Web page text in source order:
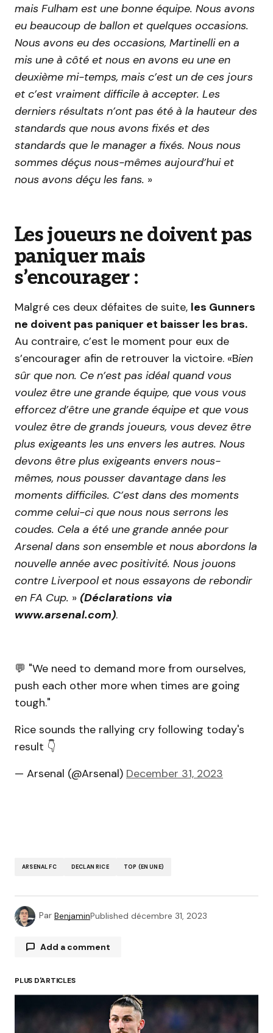
mais Fulham est une bonne équipe. Nous avons
eu beaucoup de ballon et quelques occasions.
Nous avons eu des occasions, Martinelli en a
mis une à côté et nous en avons eu une en
deuxième mi-temps, mais c’est un de ces jours
et c’est vraiment difficile à accepter. Les
derniers résultats n’ont pas été à la hauteur des
standards que nous avons fixés et des
standards que le manager a fixés. Nous nous
sommes déçus nous-mêmes aujourd’hui et
nous avons déçu les fans. »
Les joueurs ne doivent pas
paniquer mais
s’encourager :
Malgré ces deux défaites de suite, les Gunners
ne doivent pas paniquer et baisser les bras.
Au contraire, c’est le moment pour eux de
s’encourager afin de retrouver la victoire. «Bien
sûr que non. Ce n’est pas idéal quand vous
voulez être une grande équipe, que vous vous
efforcez d’être une grande équipe et que vous
voulez être de grands joueurs, vous devez être
plus exigeants les uns envers les autres. Nous
devons être plus exigeants envers nous-
mêmes, nous pousser davantage dans les
moments difficiles. C’est dans des moments
comme celui-ci que nous nous serrons les
coudes. Cela a été une grande année pour
Arsenal dans son ensemble et nous abordons la
nouvelle année avec positivité. Nous jouons
contre Liverpool et nous essayons de rebondir
en FA Cup. » (Déclarations via
www.arsenal.com).
💬 "We need to demand more from ourselves,
push each other more when times are going
tough."
Rice sounds the rallying cry following today's
result 👇
— Arsenal (@Arsenal) December 31, 2023
ARSENAL FC DECLAN RICE TOP (EN UNE)
Par BenjaminPublished décembre 31, 2023
Add a comment
Votre adresse e-mail ne sera pas publiée.Les
champs obligatoires sont indiqués avec
PLUS D'ARTICLES